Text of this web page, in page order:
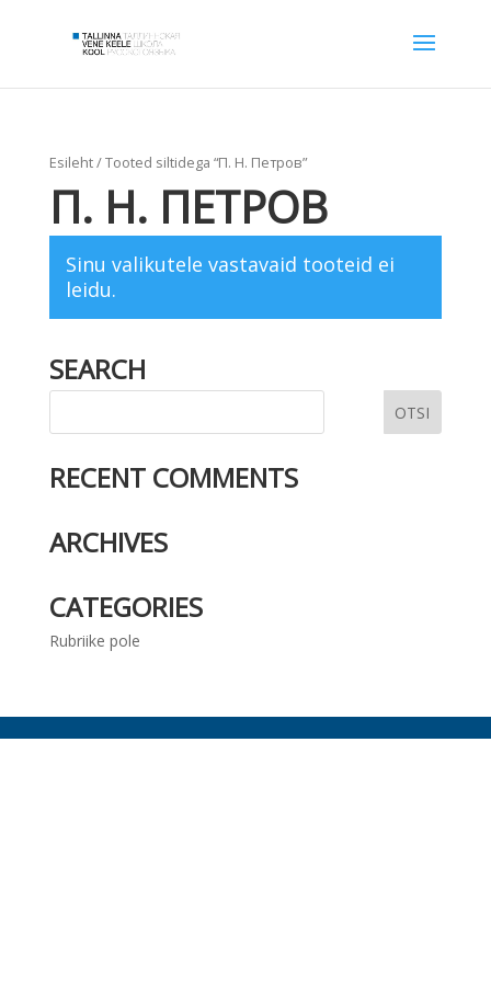
Esileht/ Tooted siltidega “П. Н. Петров”
П. Н. ПЕТРОВ
Sinu valikutele vastavaid tooteid ei
leidu.
SEARCH
RECENT COMMENTS
ARCHIVES
CATEGORIES
Rubriike pole